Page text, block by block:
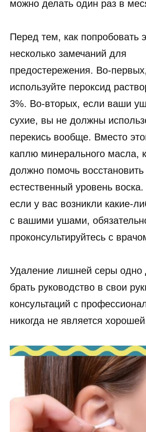
можно делать один раз в
Перед тем, как попробовать
несколько замечаний для
предостережения. Во-
используйте пероксид
3%. Во-вторых, если ваши
сухие, вы не должны
перекись вообще. Вместо
каплю минерального масла,
должно помочь восстановить
естественный уровень
если у вас возникли какие-
с вашими ушами,
проконсультируйтесь с
Удаление лишней серы одно
брать руководство в свои
консультаций с
никогда не является